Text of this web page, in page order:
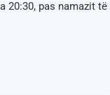
20:30, pas namazit të